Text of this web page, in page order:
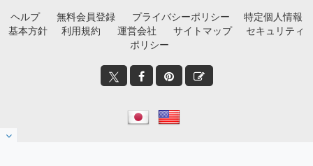
ヘルプ 無料会員登録 プライバシーポリシー
特定個人情報
基本方針
利用規約 運営会社 サイトマップ
セキュリティ
ポリシー